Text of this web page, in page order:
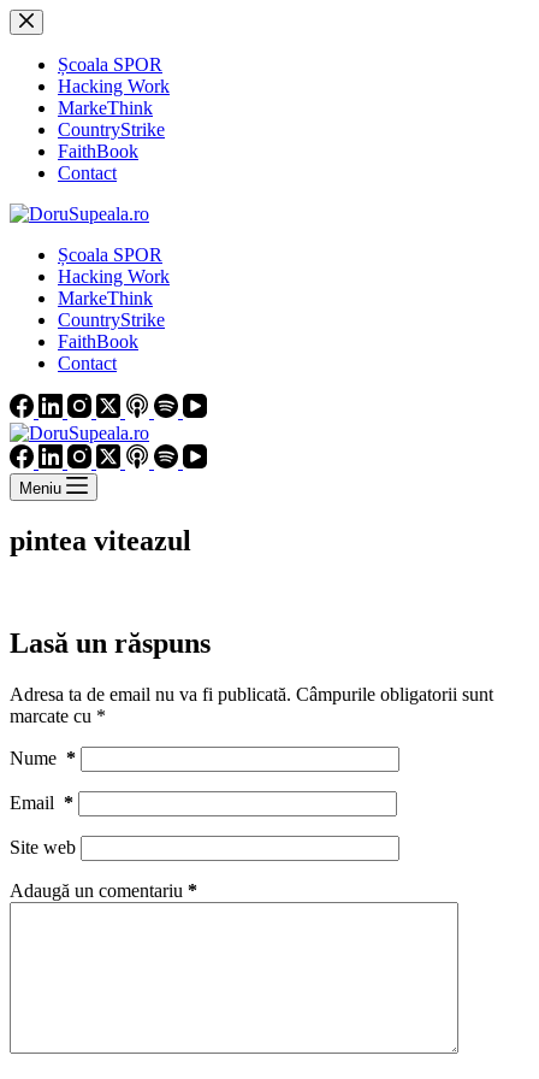
Sari
la
conținutȘcoala SPOR
Hacking Work
MarkeThink
CountryStrike
FaithBook
Contact
Școala SPOR
Hacking Work
MarkeThink
CountryStrike
FaithBook
Contact
Meniu
pintea viteazul
Lasă un răspuns
Adresa ta de email nu va fi publicată. Câmpurile obligatorii sunt
marcate cu *
Nume *
Email *
Site web
Adaugă un comentariu *